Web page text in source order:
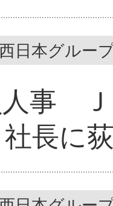
西日本グルー
事
長に